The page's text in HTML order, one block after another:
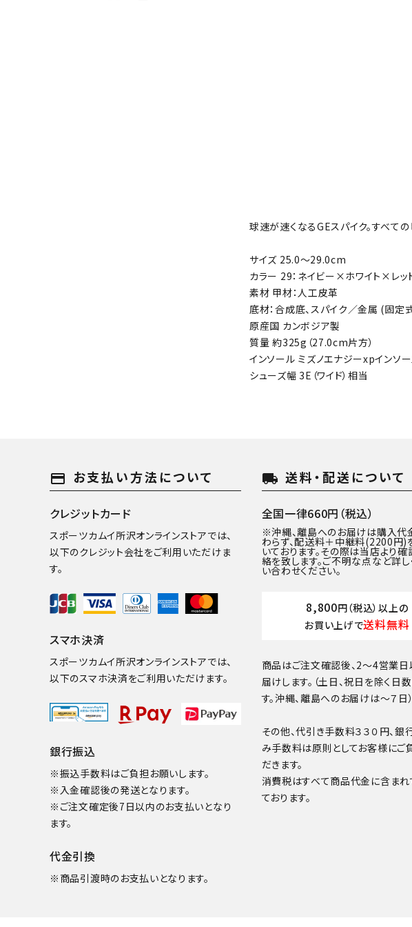
球速が速くなるGEスパイク。すべて
サイズ 25.0～29.0cm
カラー 29：ネイビー×ホワイト×レッ
素材 甲材：人工皮革
底材：合成底、スパイク／金属 (固定
原産国 カンボジア製
質量 約325g（27.0cm片方）
インソール ミズノエナジーxpインソー
シューズ幅 3E（ワイド）相当
payment お支払い方法について
クレジットカード
スポーツカムイ所沢オンラインストアでは、
以下のクレジット会社をご利用いただけま
す。
スマホ決済
スポーツカムイ所沢オンラインストアでは、
以下のスマホ決済をご利用いただけます。
銀行振込
※振込手数料はご負担お願いします。
※入金確認後の発送となります。
※ご注文確定後7日以内のお支払いとなり
ます。
代金引換
※商品引渡時のお支払いとなります。
local_shipping 送料・配送について
全国一律660円（税込）
※沖縄、離島へのお届けは購入代
わらず、配送料＋中継料(2200円)
いております。その際は当店より
絡を致します。ご不明な点など詳
い合わせください。
8,800円（税込）以上の
お買い上げで送料無料
商品はご注文確認後、2～4営業
届けします。（土日、祝日を除く日
す。沖縄、離島へのお届けは～７日）
その他、代引き手数料３３０円、銀
み手数料は原則としてお客様にご
だきます。
消費税はすべて商品代金に含まれ
ております。